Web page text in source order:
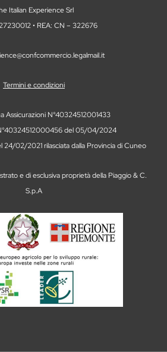
Italian Experience Srl
• REA: CN – 322676
Termini e condizioni
Assicurazioni N°40324512001433
del 05/04/2024
02/2021 rilasciata dalla Provincia di Cuneo
e di esclusiva proprietà della Piaggio & C.
S.p.A